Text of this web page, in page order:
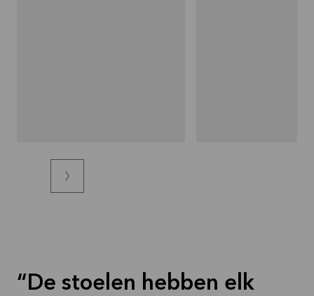
De stoelen hebben elk